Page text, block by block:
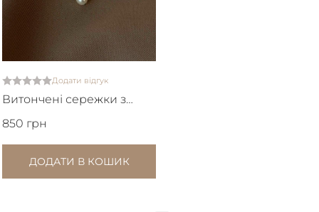
Додати відгук
Витончені сережки з
натуральними
850 грн
ДОДАТИ В КОШИК